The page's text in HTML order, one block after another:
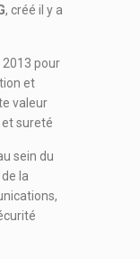
, créé il y a
pour
et
valeur
sureté
sein du
la